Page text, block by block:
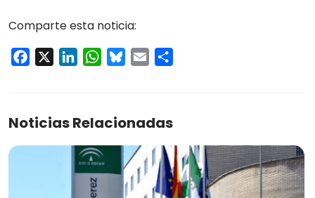
Comparte esta noticia:
Facebook LinkedInWhatsApp
Bluesky
Email
Noticias Relacionadas